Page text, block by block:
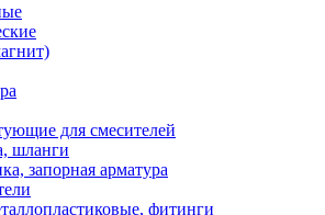
для смесителей
шланги
запорная арматура
фитинги